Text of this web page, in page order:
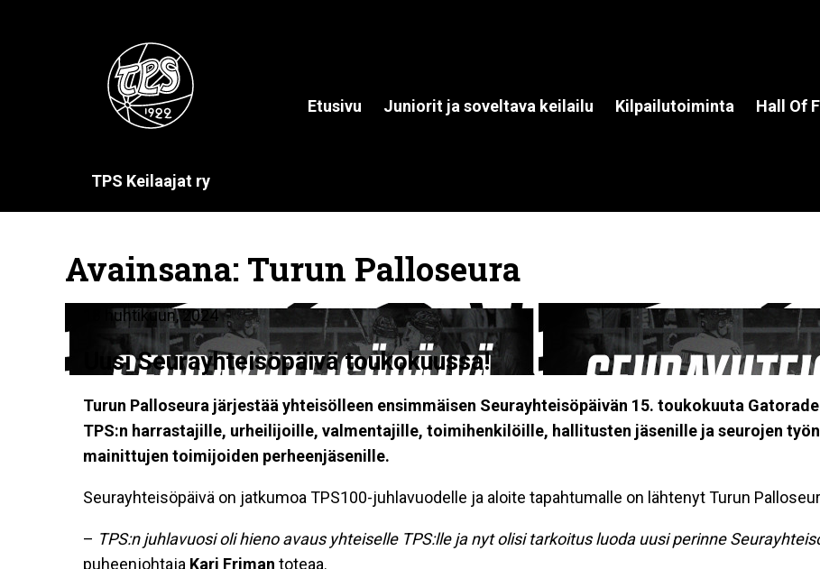
TPS Keilaajat ry
Etusivu Juniorit ja soveltava keilailu Kilpailutoiminta Hall Of
Avainsana: Turun Palloseura
18 huhtikuun, 2024
Uusi Seurayhteisöpäivä toukokuussa!
Turun Palloseura järjestää yhteisölleen ensimmäisen Seurayhteisöpäivän 15. toukokuuta
TPS:n harrastajille, urheilijoille, valmentajille, toimihenkilöille, hallitusten jäsenille ja seurojen
mainittujen toimijoiden perheenjäsenille.
Seurayhteisöpäivä on jatkumoa TPS100-juhlavuodelle ja aloite tapahtumalle on lähtenyt Turun
– TPS:n juhlavuosi oli hieno avaus yhteiselle TPS:lle ja nyt olisi tarkoitus luoda uusi perinne
puheenjohtaja Kari Friman toteaa.